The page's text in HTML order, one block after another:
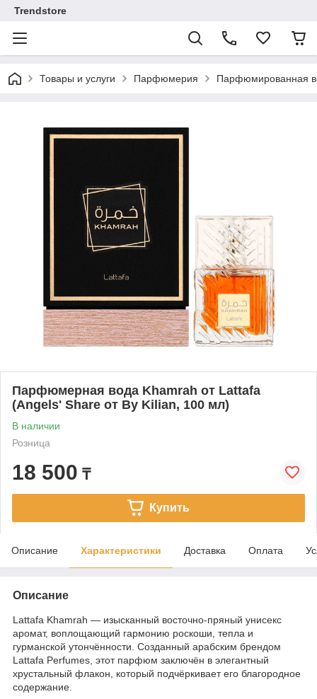
Trendstore
Товары и услуги Парфюмерия Парфюмированная
Парфюмерная вода Khamrah от Lattafa
(Angels' Share от By Kilian, 100 мл)
В наличии
Розница
18 500 ₸
Купить
Описание Характеристики Доставка Оплата
Описание
Lattafa Khamrah — изысканный восточно-пряный унисекс
аромат, воплощающий гармонию роскоши, тепла и
гурманской утончённости. Созданный арабским брендом
Lattafa Perfumes, этот парфюм заключён в элегантный
хрустальный флакон, который подчёркивает его благородное
содержание.